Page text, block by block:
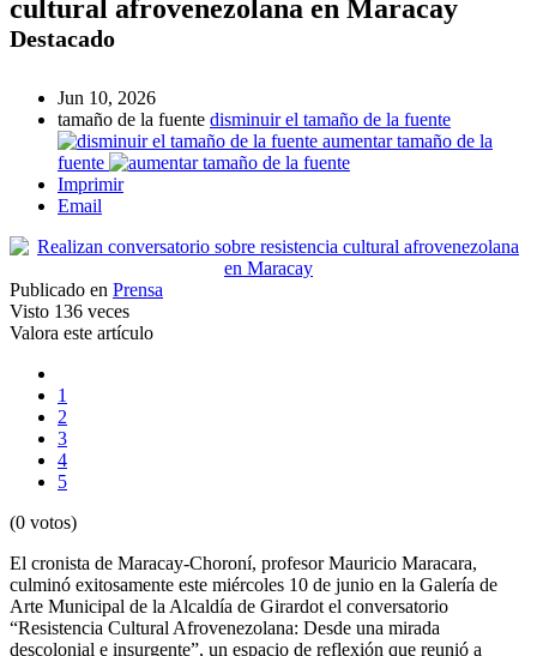
cultural afrovenezolana en Maracay
Destacado
Jun 10, 2026
tamaño de la fuente disminuir el tamaño de la fuente
aumentar tamaño de la
fuente
Imprimir
Email
Publicado en Prensa
Visto 136 veces
Valora este artículo
1
2
3
4
5
(0 votos)
El cronista de Maracay-Choroní, profesor Mauricio Maracara,
culminó exitosamente este miércoles 10 de junio en la Galería de
Arte Municipal de la Alcaldía de Girardot el conversatorio
“Resistencia Cultural Afrovenezolana: Desde una mirada
descolonial e insurgente”, un espacio de reflexión que reunió a